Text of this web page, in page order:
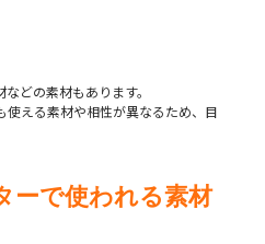
どの素材もあります。
使える素材や相性が異なるため、目
ーで使われる素材